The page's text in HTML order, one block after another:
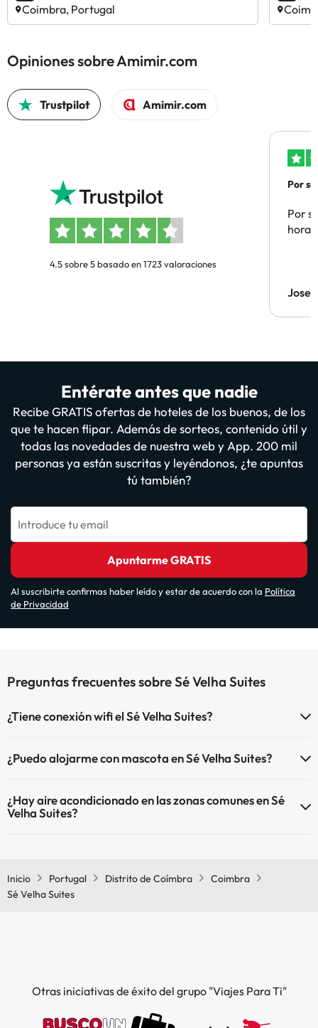
Coimbra, Portugal
Opiniones sobre Amimir.com
Trustpilot Amimir.com
4.5 sobre 5 basado en 1723 valoraciones
Por
Por
hora
Jose
Entérate antes que nadie
Recibe GRATIS ofertas de hoteles de los buenos, de los
que te hacen flipar. Además de sorteos, contenido útil y
todas las novedades de nuestra web y App. 200 mil
personas ya están suscritas y leyéndonos, ¿te apuntas
tú también?
Introduce tu email
Apuntarme GRATIS
Al suscribirte confirmas haber leído y estar de acuerdo con la Política
de Privacidad
Preguntas frecuentes sobre Sé Velha Suites
¿Tiene conexión wifi el Sé Velha Suites?
¿Puedo alojarme con mascota en Sé Velha Suites?
¿Hay aire acondicionado en las zonas comunes en Sé
Velha Suites?
Inicio Portugal Distrito de Coímbra
Coimbra
Sé Velha Suites
Otras iniciativas de éxito del grupo "Viajes Para Ti"